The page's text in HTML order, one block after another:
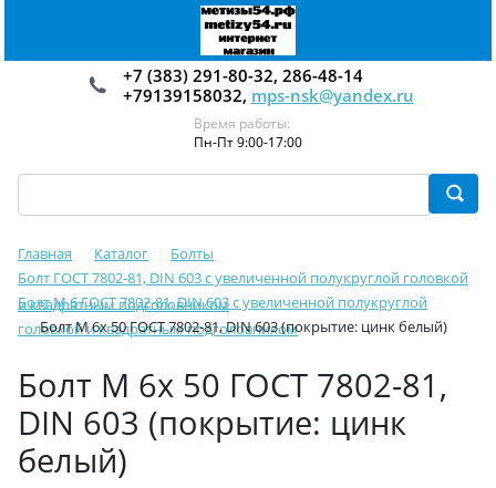
+7 (383) 291-80-32, 286-48-14
+79139158032, mps-nsk@yandex.ru
Время работы:
Пн-Пт 9:00-17:00
Главная Каталог
Болты
Болт ГОСТ 7802-81, DIN 603 с увеличенной полукруглой головкой
и квадратным подголовником
Болт М 6 ГОСТ 7802-81, DIN 603 с увеличенной полукруглой
головкой и квадратным подголовником
Болт М 6х 50 ГОСТ 7802-81, DIN 603 (покрытие: цинк белый)
Болт М 6х 50 ГОСТ 7802-81,
DIN 603 (покрытие: цинк
белый)